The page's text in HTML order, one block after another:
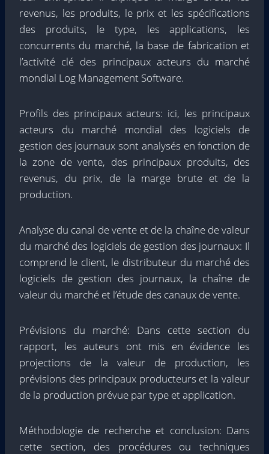
revenus, les produits, le prix et les spécifications
des produits, le type, les applications, les
concurrents du marché, la base de fabrication et
l’activité clé des principaux acteurs du marché
mondial Log Management Software.
Profils des principaux acteurs: ici, les principaux
acteurs du marché mondial des logiciels de
gestion des journaux sont analysés en fonction de
la zone de vente, des principaux produits, des
revenus, du prix, de la marge brute et de la
production.
Analyse du canal de vente et de la chaîne de valeur
du marché des logiciels de gestion des journaux: Il
comprend le client, le distributeur du marché des
logiciels de gestion des journaux, la chaîne de
valeur du marché et l’étude des canaux de vente.
Prévisions du marché: Dans cette section du
rapport, les auteurs ont mis en évidence les
projections de la valeur de production, les
prévisions des principaux producteurs et la valeur
de la production prévue par type et application.
Méthodologie de recherche et conclusion: Dans
cette section, des procédures ou techniques